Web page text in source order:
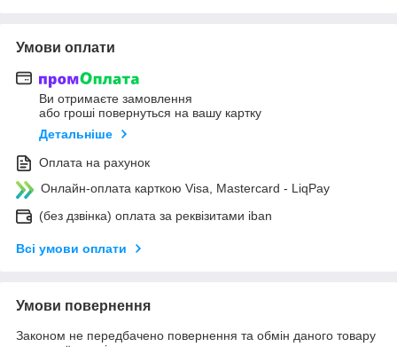
Умови оплати
Ви отримаєте замовлення
або гроші повернуться на вашу картку
Детальніше
Оплата на рахунок
Онлайн-оплата карткою Visa, Mastercard - LiqPay
(без дзвінка) оплата за реквізитами iban
Всі умови оплати
Умови повернення
Законом не передбачено повернення та обмін даного товару